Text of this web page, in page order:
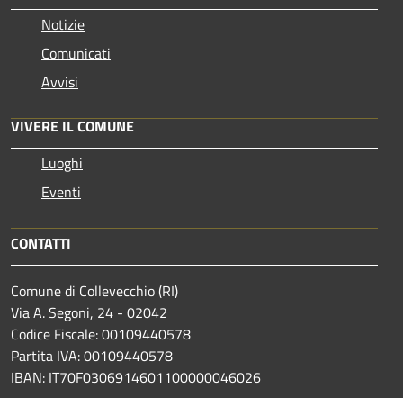
Notizie
Comunicati
Avvisi
VIVERE IL COMUNE
Luoghi
Eventi
CONTATTI
Comune di Collevecchio (RI)
Via A. Segoni, 24 - 02042
Codice Fiscale: 00109440578
Partita IVA: 00109440578
IBAN: IT70F0306914601100000046026